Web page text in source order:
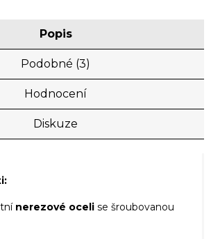
Popis
Podobné (3)
Hodnocení
Diskuze
nerezové oceli se šroubovanou